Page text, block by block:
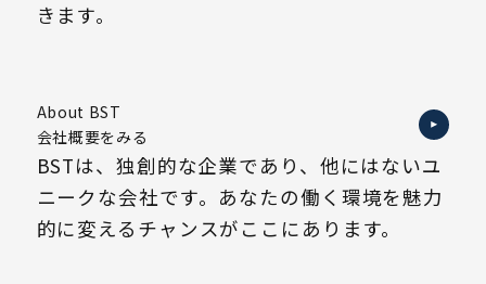
きます。
About BST
会社概要をみる
BSTは、独創的な企業であり、他にはないユ
ニークな会社です。あなたの働く環境を魅力
的に変えるチャンスがここにあります。